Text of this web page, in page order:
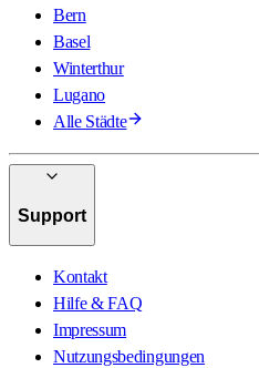
Bern
Basel
Winterthur
Lugano
Alle Städte
Support
Kontakt
Hilfe & FAQ
Impressum
Nutzungsbedingungen